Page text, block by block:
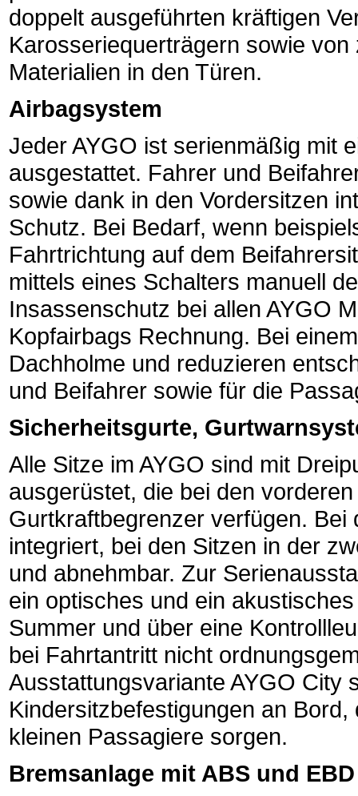
doppelt ausgeführten kräftigen
Karosseriequerträgern sowie
Materialien in den Türen.
Airbagsystem
Jeder AYGO ist serienmäßig mit
ausgestattet. Fahrer und
sowie dank in den Vordersitzen
Schutz. Bei Bedarf, wenn
Fahrtrichtung auf dem
mittels eines Schalters manuell
Insassenschutz bei allen AYGO
Kopfairbags Rechnung. Bei
Dachholme und reduzieren
und Beifahrer sowie für die
Sicherheitsgurte,
Alle Sitze im AYGO sind mit
ausgerüstet, die bei den
Gurtkraftbegrenzer verfügen.
integriert, bei den Sitzen in der
und abnehmbar. Zur
ein optisches und ein
Summer und über eine
bei Fahrtantritt nicht
Ausstattungsvariante AYGO City
Kindersitzbefestigungen an
kleinen Passagiere sorgen.
Bremsanlage mit ABS und EBD